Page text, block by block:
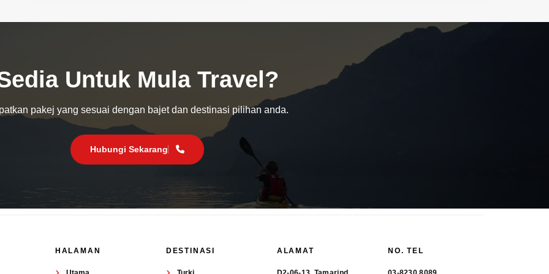
Untuk Mula Travel?
pakej yang sesuai dengan bajet dan destinasi pilihan anda.
Hubungi Sekarang
HALAMAN DESTINASI ALAMAT NO. TEL